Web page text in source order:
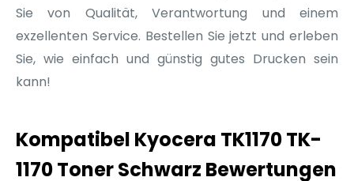
Sie von Qualität, Verantwortung und einem
exzellenten Service. Bestellen Sie jetzt und erleben
Sie, wie einfach und günstig gutes Drucken sein
kann!
Kompatibel Kyocera TK1170 TK-
1170 Toner Schwarz Bewertungen